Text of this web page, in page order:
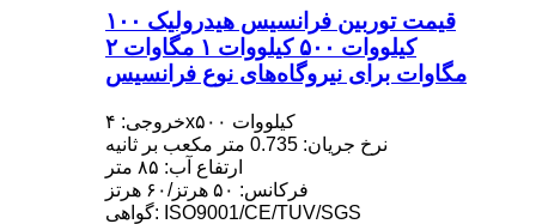
قیمت توربین فرانسیس هیدرولیک ۱۰۰
کیلووات ۵۰۰ کیلووات ۱ مگاوات ۲
مگاوات برای نیروگاه‌های نوع فرانسیس
خروجی: ۴x۵۰۰ کیلووات
نرخ جریان: 0.735 متر مکعب بر ثانیه
ارتفاع آب: ۸۵ متر
فرکانس: ۵۰ هرتز/۶۰ هرتز
گواهی: ISO9001/CE/TUV/SGS